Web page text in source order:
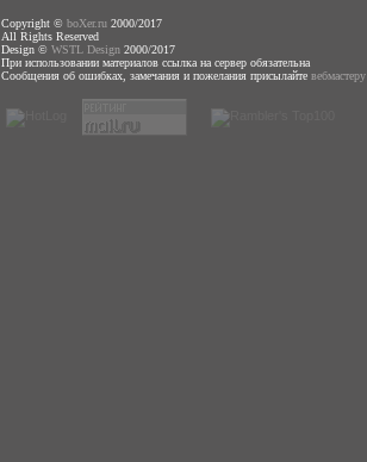
Copyright © boXer.ru 2000/2017
All Rights Reserved
Design © WSTL Design 2000/2017
При использовании материалов ссылка на сервер обязательна
Сообщения об ошибках, замечания и пожелания присылайте вебмастеру